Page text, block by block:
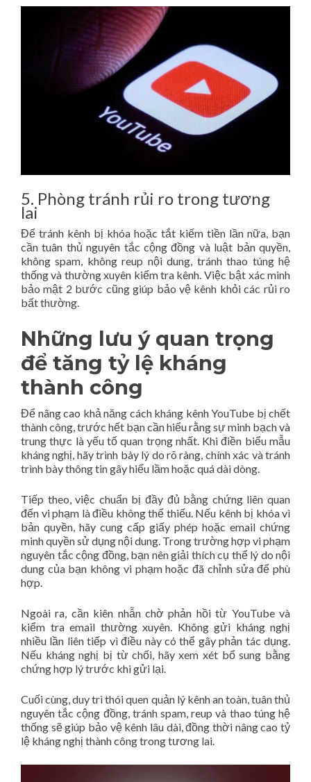
5. Phòng tránh rủi ro trong tương
lai
Để tránh kênh bị khóa hoặc tắt kiếm tiền lần nữa, bạn
cần tuân thủ nguyên tắc cộng đồng và luật bản quyền,
không spam, không reup nội dung, tránh thao túng hệ
thống và thường xuyên kiểm tra kênh. Việc bật xác minh
bảo mật 2 bước cũng giúp bảo vệ kênh khỏi các rủi ro
bất thường.
Những lưu ý quan trọng
để tăng tỷ lệ kháng
thành công
Để nâng cao khả năng cách kháng kênh YouTube bị chết
thành công, trước hết bạn cần hiểu rằng sự minh bạch và
trung thực là yếu tố quan trọng nhất. Khi điền biểu mẫu
kháng nghị, hãy trình bày lý do rõ ràng, chính xác và tránh
trình bày thông tin gây hiểu lầm hoặc quá dài dòng.
Tiếp theo, việc chuẩn bị đầy đủ bằng chứng liên quan
đến vi phạm là điều không thể thiếu. Nếu kênh bị khóa vì
bản quyền, hãy cung cấp giấy phép hoặc email chứng
minh quyền sử dụng nội dung. Trong trường hợp vi phạm
nguyên tắc cộng đồng, bạn nên giải thích cụ thể lý do nội
dung của bạn không vi phạm hoặc đã chỉnh sửa để phù
hợp.
Ngoài ra, cần kiên nhẫn chờ phản hồi từ YouTube và
kiểm tra email thường xuyên. Không gửi kháng nghị
nhiều lần liên tiếp vì điều này có thể gây phản tác dụng.
Nếu kháng nghị bị từ chối, hãy xem xét bổ sung bằng
chứng hợp lý trước khi gửi lại.
Cuối cùng, duy trì thói quen quản lý kênh an toàn, tuân thủ
nguyên tắc cộng đồng, tránh spam, reup và thao túng hệ
thống sẽ giúp bảo vệ kênh lâu dài, đồng thời nâng cao tỷ
lệ kháng nghị thành công trong tương lai.